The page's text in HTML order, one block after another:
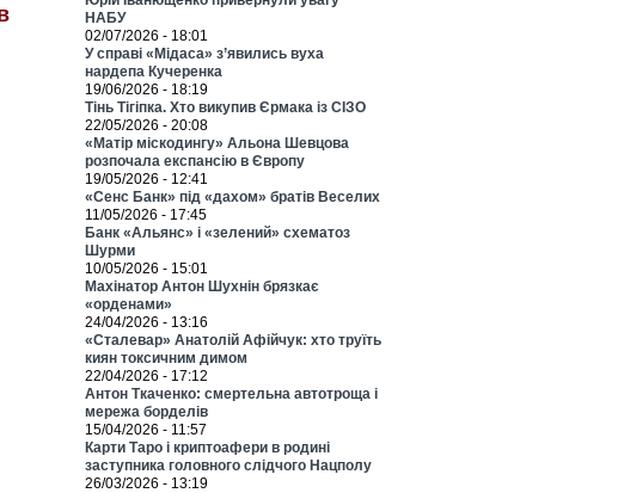
НАБУ
02/07/2026 - 18:01
У справі «Мідаса» з’явились вуха
нардепа Кучеренка
19/06/2026 - 18:19
Тінь Тігіпка. Хто викупив Єрмака із СІЗО
22/05/2026 - 20:08
«Матір міскодингу» Альона Шевцова
розпочала експансію в Європу
19/05/2026 - 12:41
«Сенс Банк» під «дахом» братів Веселих
11/05/2026 - 17:45
Банк «Альянс» і «зелений» схематоз
Шурми
10/05/2026 - 15:01
Махінатор Антон Шухнін брязкає
«орденами»
24/04/2026 - 13:16
«Сталевар» Анатолій Афійчук: хто труїть
киян токсичним димом
22/04/2026 - 17:12
Антон Ткаченко: смертельна автотроща і
мережа борделів
15/04/2026 - 11:57
Карти Таро і криптоафери в родині
заступника головного слідчого Нацполу
26/03/2026 - 13:19